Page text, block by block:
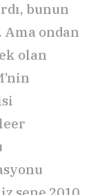
bunun
Ama ondan
olan